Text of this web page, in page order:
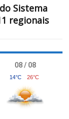
Sistema
regionais
08 / 08
14°C 26°C